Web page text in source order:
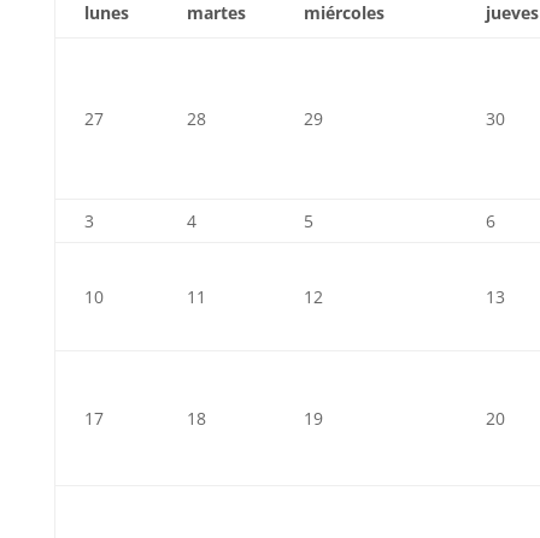
lunes
martes miércoles jueves
27 28 29 30
3 4 5 6
10 11 12 13
17 18 19 20